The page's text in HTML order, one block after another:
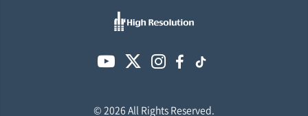
© 2026 All Rights Reserved.